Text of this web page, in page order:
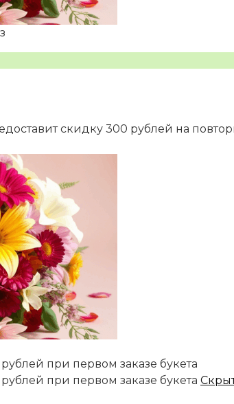
скидку 300 рублей на
при первом заказе букета
при первом заказе букета